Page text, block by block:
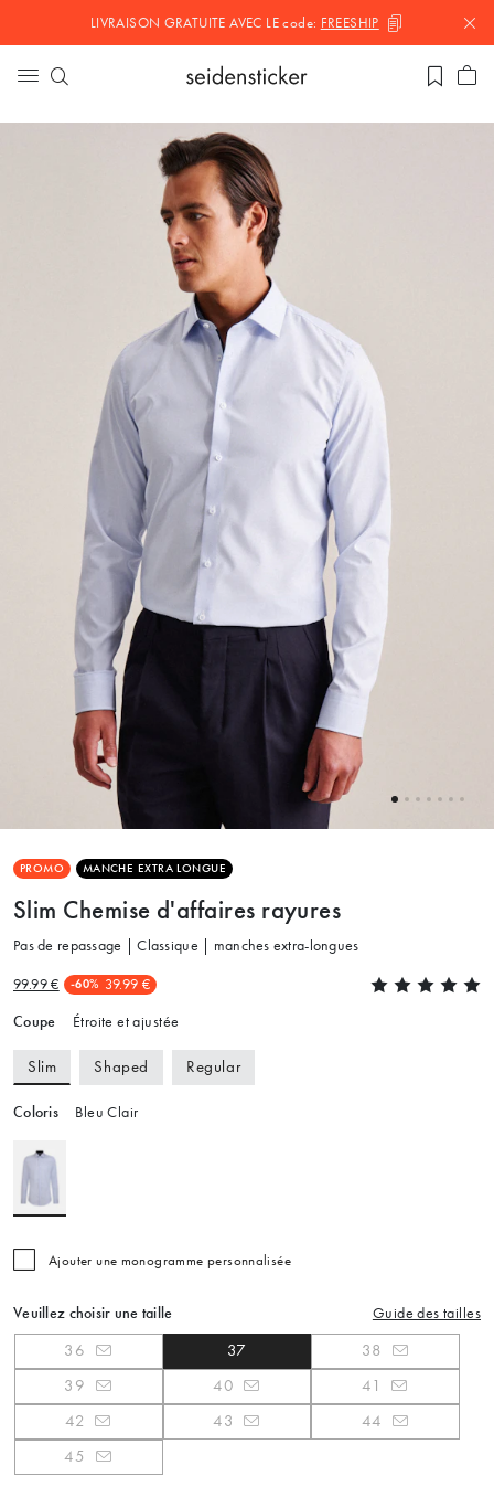
LIVRAISON GRATUITE AVEC LEcode: FREESHIP
PROMO MANCHE EXTRA LONGUE
Slim Chemise d'affaires rayures
Pas de repassage | Classique | manches extra-longues
99.99 € -60% 39.99 €
Coupe Étroite et ajustée
Slim Shaped Regular
Coloris Bleu Clair
Ajouter une monogramme personnalisée
Veuillez choisir une taille Guide des tailles
36 37
38
39
40
41
42
43
44
45